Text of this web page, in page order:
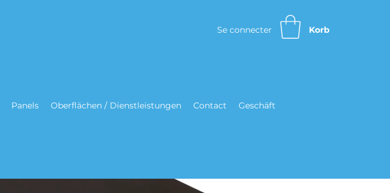
Se connecter Korb
Panels Oberflächen / Dienstleistungen Contact Geschäft